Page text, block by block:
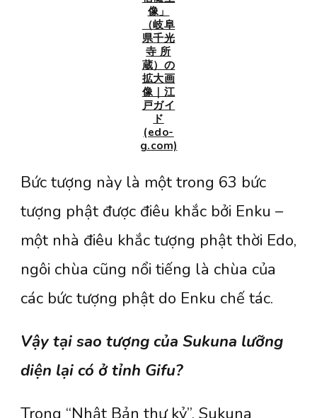
像」
（岐阜
県千光
寺 所
蔵）の
拡大画
像｜江
戸ガイ
ド
(edo-
g.com)
Bức tượng này là một trong 63 bức
tượng phật được điêu khắc bởi Enku –
một nhà điêu khắc tượng phật thời Edo,
ngôi chùa cũng nổi tiếng là chùa của
các bức tượng phật do Enku chế tác.
Vậy tại sao tượng của Sukuna lưỡng
diện lại có ở tỉnh Gifu?
Trong “Nhật Bản thư kỷ”, Sukuna